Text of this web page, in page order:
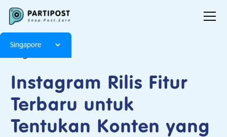
Singapore
Instagram Rilis Fitur
Terbaru untuk
Tentukan Konten yang